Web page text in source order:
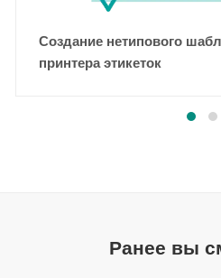
Создание нетипового
принтера этикеток
Ранее вы